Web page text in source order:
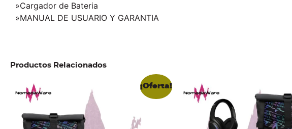
»Cargador de Bateria
»MANUAL DE USUARIO Y GARANTIA
Productos Relacionados
¡Oferta!